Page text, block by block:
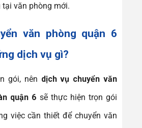
văn phòng mới.
văn phòng quận 6
dịch vụ gì?
gói, nên dịch vụ chuyển văn
quận 6 sẽ thực hiện trọn gói
việc cần thiết để chuyển văn